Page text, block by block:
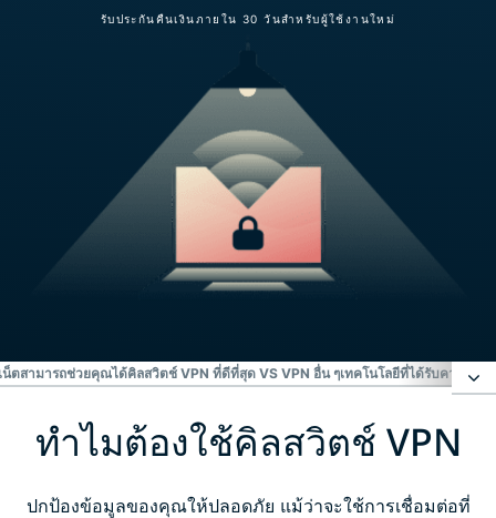
รับประกันคืนเงินภายใน 30 วันสำหรับผู้ใช้งานใหม่
น็ตสามารถช่วยคุณได้คิลสวิตช์ VPN ที่ดีที่สุด VS VPN อื่น ๆเทคโนโลยีที่ได้รับความไว้
ทำไมต้องใช้คิลสวิตช์ VPN
คิลสวิตช์อินเทอร์เน็ตทำอะไรเพื่อปกป้องคุณให้ปลอดภัย
ทำไมต้องใช้คิลสวิตช์ VPN
ปกป้องข้อมูลของคุณให้ปลอดภัย แม้ว่าจะใช้การเชื่อมต่อที่